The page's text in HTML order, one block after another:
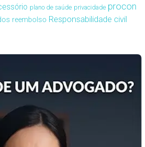
plano de saúde privacidade procon
reembolso Responsabilidade civil